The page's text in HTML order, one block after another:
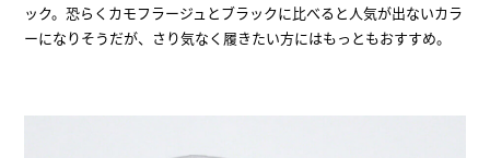
ック。恐らくカモフラージュとブラックに比べると人気が出ないカラ
ーになりそうだが、さり気なく履きたい方にはもっともおすすめ。